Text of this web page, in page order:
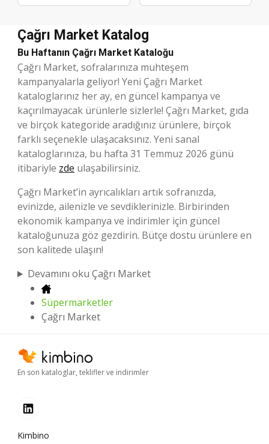
Çağrı Market Katalog
Bu Haftanın Çağrı Market Kataloğu
Çağrı Market, sofralarınıza muhteşem
kampanyalarla geliyor! Yeni Çağrı Market
kataloglarınız her ay, en güncel kampanya ve
kaçırılmayacak ürünlerle sizlerle! Çağrı Market, gıda
ve birçok kategoride aradığınız ürünlere, birçok
farklı seçenekle ulaşacaksınız. Yeni sanal
kataloglarınıza, bu hafta 31 Temmuz 2026 günü
itibariyle zde ulaşabilirsiniz.
Çağrı Market’in ayrıcalıkları artık sofranızda,
evinizde, ailenizle ve sevdiklerinizle. Birbirinden
ekonomik kampanya ve indirimler için güncel
kataloğunuza göz gezdirin. Bütçe dostu ürünlere en
son kalitede ulaşın!
Devamını oku Çağrı Market
Süpermarketler
Çağrı Market
En son kataloglar, teklifler ve indirimler
Kimbino